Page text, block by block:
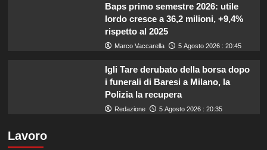
Baps primo semestre 2026: utile
lordo cresce a 36,2 milioni, +9,4%
rispetto al 2025
Marco Vaccarella 5 Agosto 2026 : 20:45
Igli Tare derubato della borsa dopo
i funerali di Baresi a Milano, la
Polizia la recupera
Redazione 5 Agosto 2026 : 20:35
Lavoro